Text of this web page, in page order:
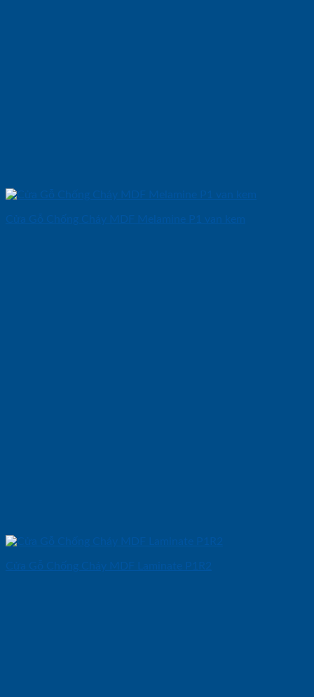
Cửa Gỗ Chống Cháy MDF Melamine P1 van kem
Cửa Gỗ Chống Cháy MDF Laminate P1R2